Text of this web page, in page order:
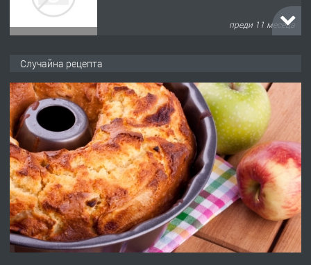
преди 11 месеца
преди 1 година
ПРЕДЛАГА Работа за общи работници
преди 1 година
ПРЕДЛАГА
Първи поход "По стъпките на Ангел
Случайна рецепта